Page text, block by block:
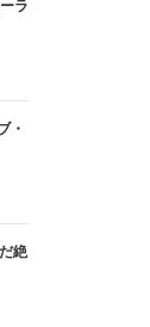
ラ
・
絶